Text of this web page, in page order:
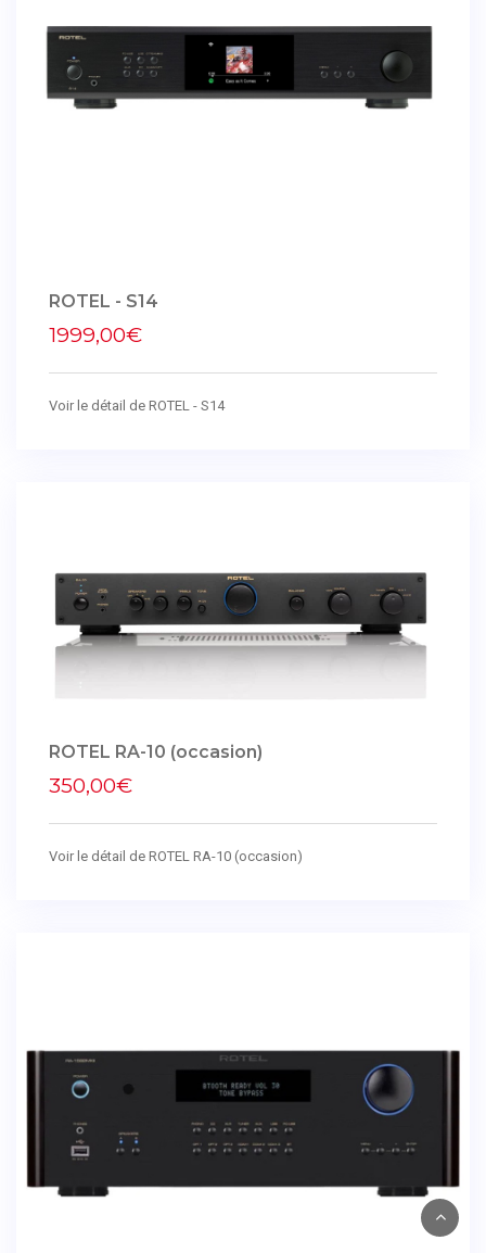
ROTEL - S14
1999,00€
Voir le détail de ROTEL - S14
ROTEL RA-10 (occasion)
350,00€
Voir le détail de ROTEL RA-10 (occasion)